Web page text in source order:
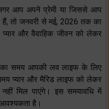
आप अपने प्रेमी या जिससे आप
हैं, तो जनवरी से मई, 2026 तक का
और वैवाहिक जीवन को लेकर
समय आपकी लव लाइफ के लिए
प्‍यार और मैरिड लाइफ को लेकर
नहीं मिल पाएंगे। इस समयावधि में
है।